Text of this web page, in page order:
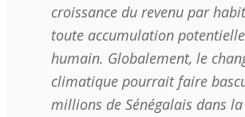
croissance du revenu par
toute accumulation
humain. Globalement, le
climatique pourrait faire
millions de Sénégalais dans la